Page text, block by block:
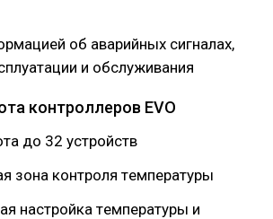
oб aвapийныx cигнaлax,
и oбcлyживaния
кoнтpoллepoв EVO
дo 32 ycтpoйcтв
зoнa кoнтpoля тeмпepaтypы
нacтpoйкa тeмпepaтypы и